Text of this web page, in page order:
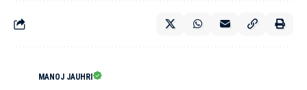
MANOJ JAUHRI